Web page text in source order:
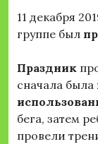
11 декабря
группе был
Праздник
сначала была
бега, затем
провели